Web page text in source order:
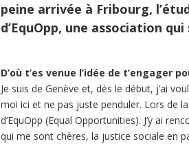
peine arrivée à Fribourg,
d’EquOpp, une association
D’où t’es venue l’idée de t’engager
Je suis de Genève et, dès le début, j’ai
moi ici et ne pas juste penduler. Lors de
d’EquOpp (Equal Opportunities). J’y ai
qui me sont chères, la justice sociale en